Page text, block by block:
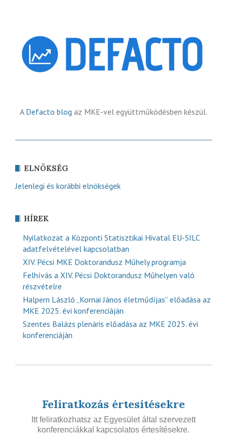
A Defacto blog az MKE-vel együttműködésben készül.
ELNÖKSÉG
Jelenlegi és korábbi elnökségek
HÍREK
Nyilatkozat a Központi Statisztikai Hivatal EU-SILC
adatfelvételével kapcsolatban
XIV. Pécsi MKE Doktorandusz Műhely programja
Felhívás a XIV. Pécsi Doktorandusz Műhelyen való
részvételre
Halpern László „Kornai János életműdíjas” előadása az
MKE 2025. évi konferenciáján
Szentes Balázs plenáris előadása az MKE 2025. évi
konferenciáján
Feliratkozás értesítésekre
Itt feliratkozhatsz az Egyesület által szervezett
konferenciákkal kapcsolatos értesítésekre.